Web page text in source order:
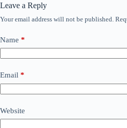
Leave a Reply
Your email address will not be published.
Name *
Email *
Website